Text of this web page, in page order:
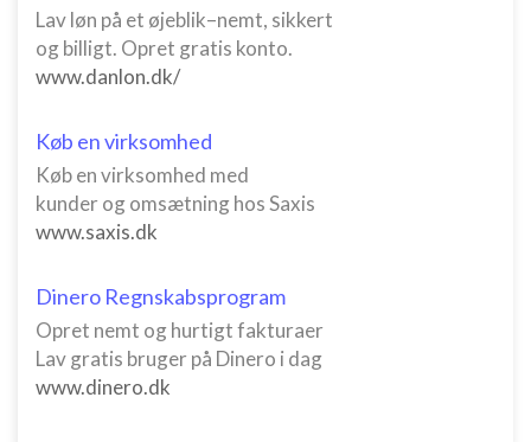
Lav løn på et øjeblik–nemt, sikkert
og billigt. Opret gratis konto.
www.danlon.dk/
Køb en virksomhed
Køb en virksomhed med
kunder og omsætning hos Saxis
www.saxis.dk
Dinero Regnskabsprogram
Opret nemt og hurtigt fakturaer
Lav gratis bruger på Dinero i dag
www.dinero.dk